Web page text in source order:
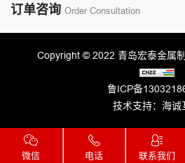
订单咨询 Order Consultation
Copyright © 2022 青岛宏泰金属
鲁ICP备
技术支持：海诚
微信 电话 联系我们